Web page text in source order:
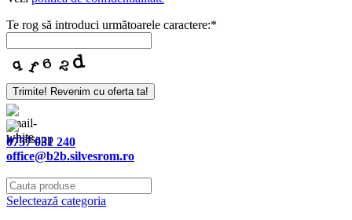
Te rog să introduci următoarele caractere:*
Trimite! Revenim cu oferta ta!
0757 031 240
office@b2b.silvesrom.ro
Selectează categoria